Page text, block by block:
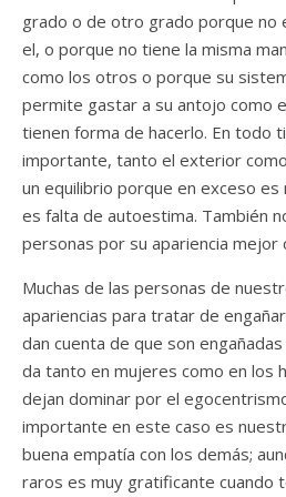
grado o de otro grado porque no
el, o porque no tiene la misma
como los otros o porque su
permite gastar a su antojo como
tienen forma de hacerlo. En todo
importante, tanto el exterior
un equilibrio porque en exceso es
es falta de autoestima. También
personas por su apariencia mejor
Muchas de las personas de
apariencias para tratar de
dan cuenta de que son
da tanto en mujeres como en los
dejan dominar por el
importante en este caso es
buena empatía con los demás;
raros es muy gratificante cuando